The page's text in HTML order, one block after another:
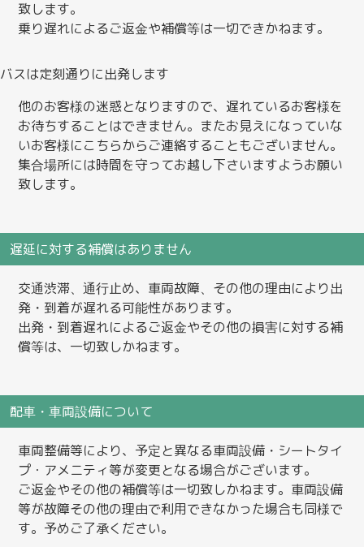
致します。
乗り遅れによるご返金や補償等は一切できかねます。
バスは定刻通りに出発します
他のお客様の迷惑となりますので、遅れているお客様を
お待ちすることはできません。またお見えになっていな
いお客様にこちらからご連絡することもございません。
集合場所には時間を守ってお越し下さいますようお願い
致します。
遅延に対する補償はありません
交通渋滞、通行止め、車両故障、その他の理由により出
発・到着が遅れる可能性があります。
出発・到着遅れによるご返金やその他の損害に対する補
償等は、一切致しかねます。
配車・車両設備について
車両整備等により、予定と異なる車両設備・シートタイ
プ・アメニティ等が変更となる場合がございます。
ご返金やその他の補償等は一切致しかねます。車両設備
等が故障その他の理由で利用できなかった場合も同様で
す。予めご了承ください。